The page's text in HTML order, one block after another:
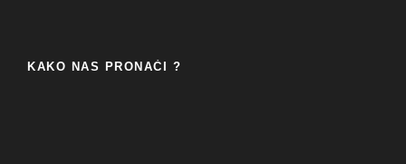
KAKO NAS PRONAĆI ?